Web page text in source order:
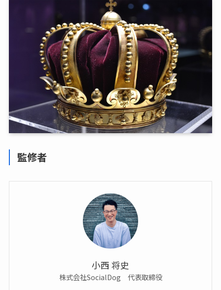
監修者
小西 将史
株式会社SocialDog 代表取締役